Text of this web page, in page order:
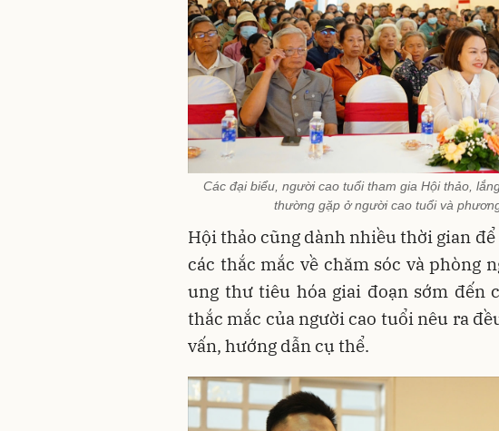
Các đại biểu, người cao tuổi tham gia Hội thảo,
thường gặp ở người cao tuổi và
Hội thảo cũng dành nhiều thời gian
các thắc mắc về chăm sóc và phòng
ung thư tiêu hóa giai đoạn sớm đến
thắc mắc của người cao tuổi nêu ra
vấn, hướng dẫn cụ thể.